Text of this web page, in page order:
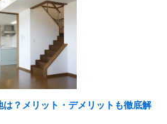
？メリット・デメリットも徹底解